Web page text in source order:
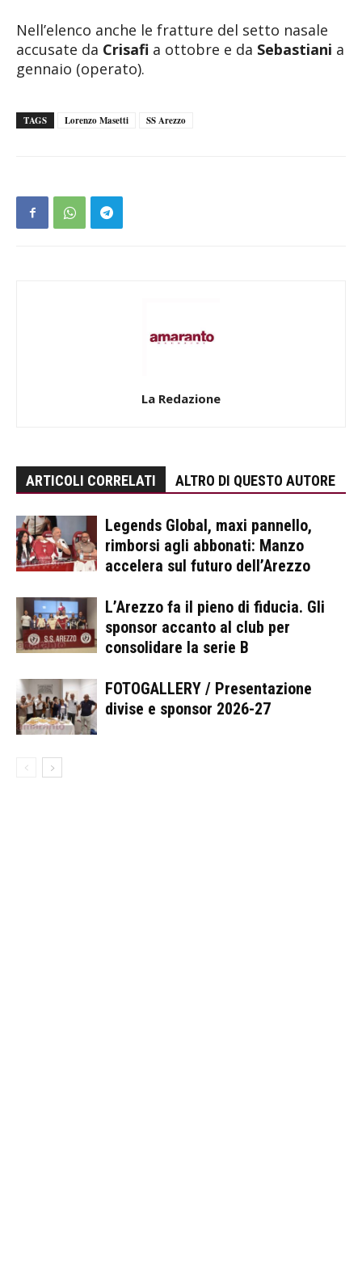
Nell’elenco anche le fratture del setto nasale
accusate da Crisafi a ottobre e da Sebastiani a
gennaio (operato).
TAGS Lorenzo Masetti SS Arezzo
La Redazione
ARTICOLI CORRELATI ALTRO DI QUESTO AUTORE
Legends Global, maxi pannello,
rimborsi agli abbonati: Manzo
accelera sul futuro dell’Arezzo
L’Arezzo fa il pieno di fiducia. Gli
sponsor accanto al club per
consolidare la serie B
FOTOGALLERY / Presentazione
divise e sponsor 2026-27